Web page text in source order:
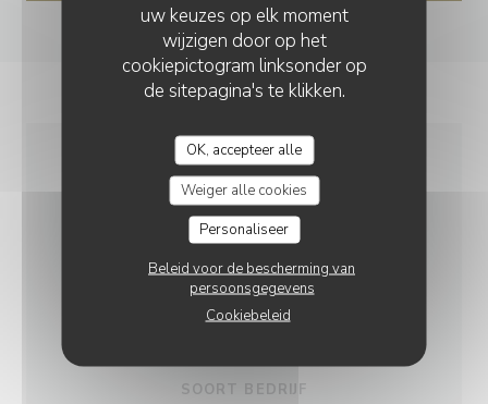
uw keuzes op elk moment
wijzigen door op het
cookiepictogram linksonder op
de sitepagina's te klikken.
OK, accepteer alle
Weiger alle cookies
Personaliseer
Beleid voor de bescherming van
persoonsgegevens
Cookiebeleid
ALGEMENE
INFORMATIE
KEUKEN
Gastronomische plaat, vers product, Produits de
SOORT BEDRIJF